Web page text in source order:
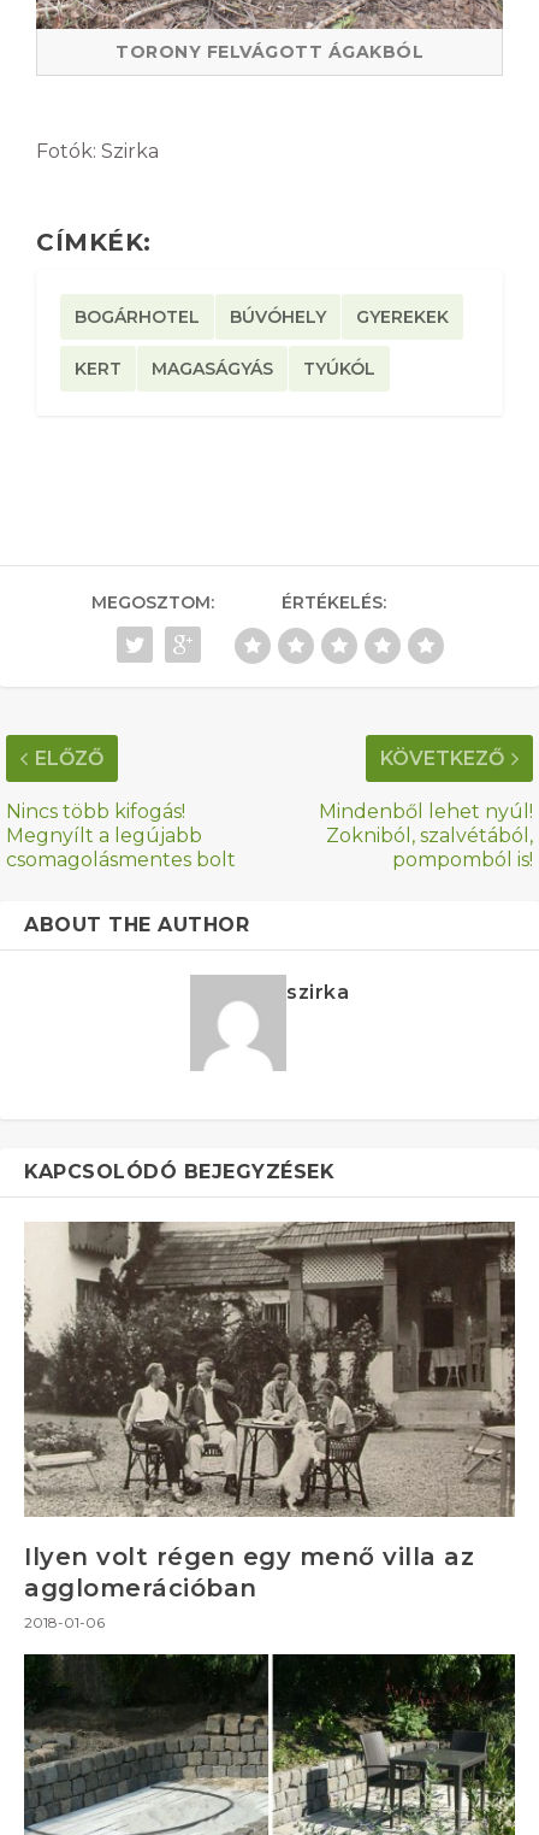
TORONY FELVÁGOTT ÁGAKBÓL
Fotók: Szirka
CÍMKÉK:
BOGÁRHOTEL BÚVÓHELY GYEREKEK
KERT MAGASÁGYÁS TYÚKÓL
MEGOSZTOM: ÉRTÉKELÉS:
ELŐZŐ
Nincs több kifogás!
Megnyílt a legújabb
csomagolásmentes bolt
KÖVETKEZŐ
Mindenből lehet nyúl!
Zokniból, szalvétából,
pompomból is!
ABOUT THE AUTHOR
szirka
KAPCSOLÓDÓ BEJEGYZÉSEK
Ilyen volt régen egy menő villa az
agglomerációban
2018-01-06